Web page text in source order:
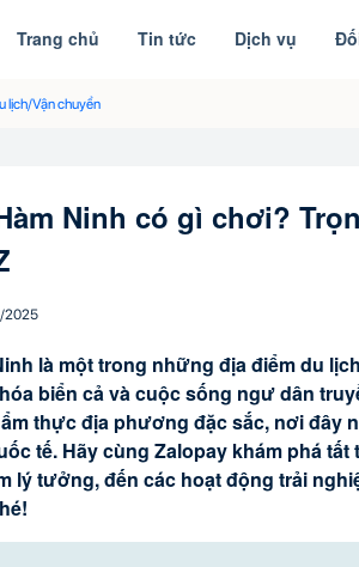
Trang chủ Tin tức Dịch vụ
lịch/Vận chuyển
Ninh có gì chơi?
/2025
là một trong những địa điểm du
biển cả và cuộc sống ngư dân
thực địa phương đặc sắc, nơi đây
tế. Hãy cùng Zalopay khám phá
lý tưởng, đến các hoạt động trải